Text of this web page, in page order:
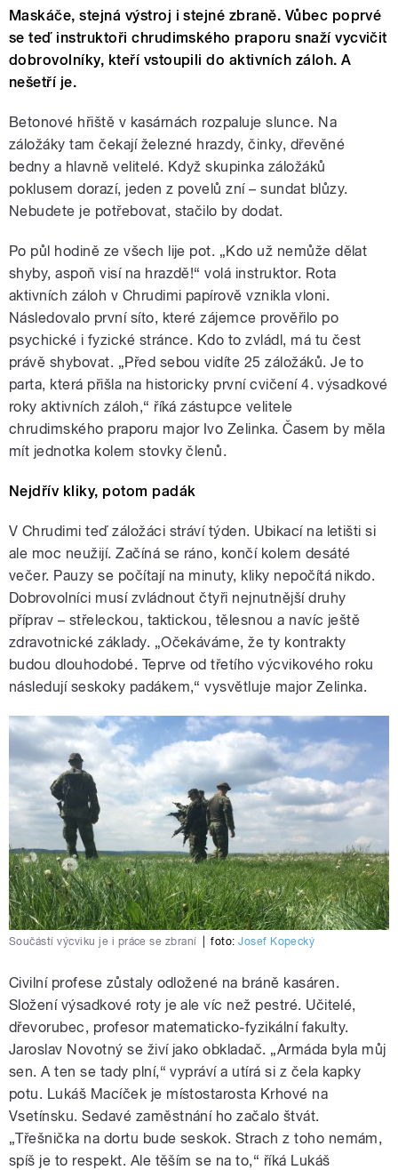
Maskáče, stejná výstroj i stejné zbraně. Vůbec poprvé
se teď instruktoři chrudimského praporu snaží vycvičit
dobrovolníky, kteří vstoupili do aktivních záloh. A
nešetří je.
Betonové hřiště v kasárnách rozpaluje slunce. Na
záložáky tam čekají železné hrazdy, činky, dřevěné
bedny a hlavně velitelé. Když skupinka záložáků
poklusem dorazí, jeden z povelů zní – sundat blůzy.
Nebudete je potřebovat, stačilo by dodat.
Po půl hodině ze všech lije pot. „Kdo už nemůže dělat
shyby, aspoň visí na hrazdě!“ volá instruktor. Rota
aktivních záloh v Chrudimi papírově vznikla vloni.
Následovalo první síto, které zájemce prověřilo po
psychické i fyzické stránce. Kdo to zvládl, má tu čest
právě shybovat. „Před sebou vidíte 25 záložáků. Je to
parta, která přišla na historicky první cvičení 4. výsadkové
roky aktivních záloh,“ říká zástupce velitele
chrudimského praporu major Ivo Zelinka. Časem by měla
mít jednotka kolem stovky členů.
Nejdřív kliky, potom padák
V Chrudimi teď záložáci stráví týden. Ubikací na letišti si
ale moc neužijí. Začíná se ráno, končí kolem desáté
večer. Pauzy se počítají na minuty, kliky nepočítá nikdo.
Dobrovolníci musí zvládnout čtyři nejnutnější druhy
příprav – střeleckou, taktickou, tělesnou a navíc ještě
zdravotnické základy. „Očekáváme, že ty kontrakty
budou dlouhodobé. Teprve od třetího výcvikového roku
následují seskoky padákem,“ vysvětluje major Zelinka.
Součástí výcviku je i práce se zbraní foto:Josef Kopecký
Civilní profese zůstaly odložené na bráně kasáren.
Složení výsadkové roty je ale víc než pestré. Učitelé,
dřevorubec, profesor matematicko-fyzikální fakulty.
Jaroslav Novotný se živí jako obkladač. „Armáda byla můj
sen. A ten se tady plní,“ vypráví a utírá si z čela kapky
potu. Lukáš Macíček je místostarosta Krhové na
Vsetínsku. Sedavé zaměstnání ho začalo štvát.
„Třešnička na dortu bude seskok. Strach z toho nemám,
spíš je to respekt. Ale těším se na to,“ říká Lukáš